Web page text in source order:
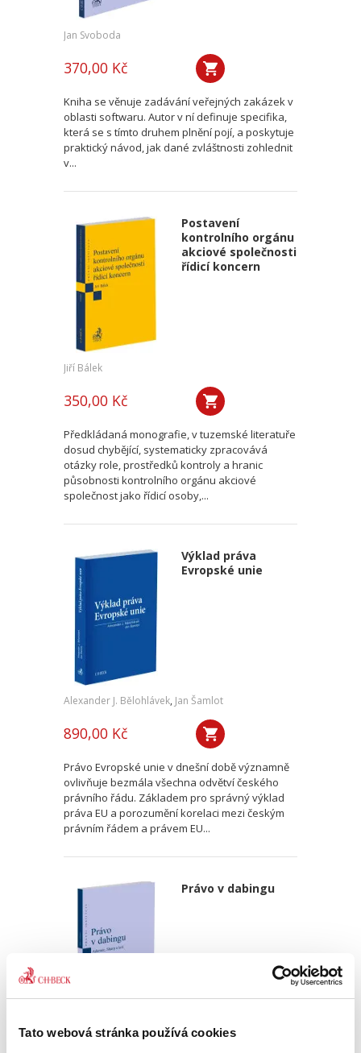
Tato webová stránka používá cookies
Jan Svoboda
370,00 Kč
Kniha se věnuje zadávání veřejných zakázek v
oblasti softwaru. Autor v ní definuje specifika,
která se s tímto druhem plnění pojí, a poskytuje
praktický návod, jak dané zvláštnosti zohlednit
v...
Postavení
kontrolního orgánu
akciové společnosti
řídicí koncern
Jiří Bálek
350,00 Kč
Předkládaná monografie, v tuzemské literatuře
dosud chybějící, systematicky zpracovává
otázky role, prostředků kontroly a hranic
působnosti kontrolního orgánu akciové
společnost jako řídicí osoby,...
Výklad práva
Evropské unie
Alexander J. Bělohlávek, Jan Šamlot
890,00 Kč
Právo Evropské unie v dnešní době významně
ovlivňuje bezmála všechna odvětví českého
právního řádu. Základem pro správný výklad
práva EU a porozumění korelaci mezi českým
právním řádem a právem EU...
Právo v dabingu
Martin Adamec,Vladimír Sharp